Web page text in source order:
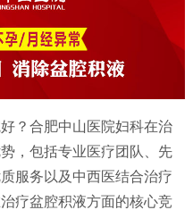
合肥中山医院妇科在治
，包括专业医疗团队、先
服务以及中西医结合治疗
疗盆腔积液方面的核心竞